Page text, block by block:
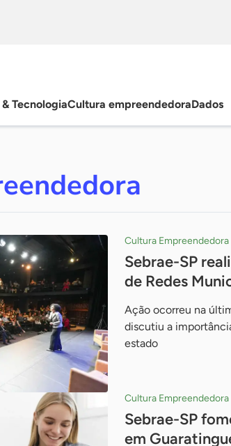
TecnologiaCultura empreendedoraDados
Cultura Empreendedora
Sebrae-SP
de Redes
Ação ocorreu na
discutiu a
estado
Cultura Empreendedora
Sebrae-SP
em